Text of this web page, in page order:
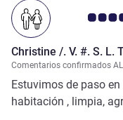
Nota de
Christine /. V. #. S. L.
Comentarios confirmados
Estuvimos de paso
habitación , limpia,